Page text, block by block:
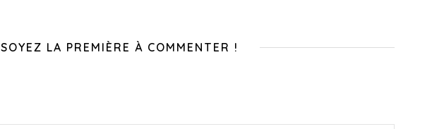
SOYEZ LA PREMIÈRE À COMMENTER !